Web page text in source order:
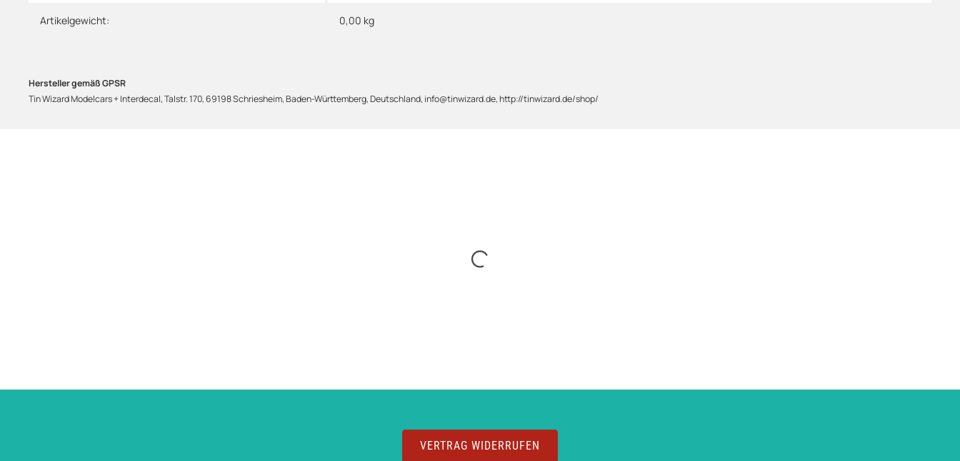
Artikelgewicht: 0,00 kg
Hersteller gemäß GPSR
Tin Wizard Modelcars + Interdecal, Talstr. 170, 69198 Schriesheim, Baden-Württemberg, Deutschland, info@tinwizard.de, http://tinwizard.de/shop/
VERTRAG WIDERRUFEN